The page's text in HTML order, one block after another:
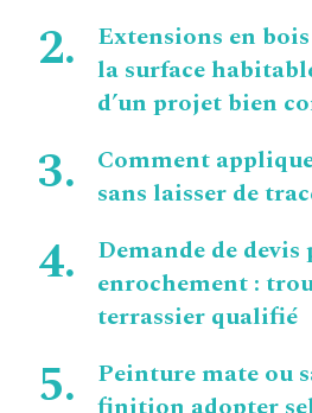
Extensions en
la surface
d’un projet bien
Comment
sans laisser de
Demande de devis
enrochement :
terrassier qualifié
Peinture mate ou